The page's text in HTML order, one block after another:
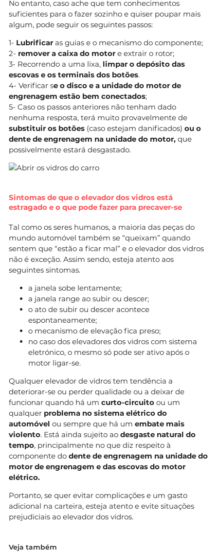
No entanto, caso ache que tem conhecimentos
suficientes para o fazer sozinho e quiser poupar mais
algum, pode seguir os seguintes passos:
1- Lubrificar as guias e o mecanismo do componente;
2- remover a caixa do motor e extrair o rotor;
3- Recorrendo a uma lixa, limpar o depósito das
escovas e os terminais dos botões.
4- Verificar se o disco e a unidade do motor de
engrenagem estão bem conectados;
5- Caso os passos anteriores não tenham dado
nenhuma resposta, terá muito provavelmente de
substituir os botões (caso estejam danificados) ou o
dente de engrenagem na unidade do motor, que
possivelmente estará desgastado.
Sintomas de que o elevador dos vidros está
estragado e o que pode fazer para precaver-se
Tal como os seres humanos, a maioria das peças do
mundo automóvel também se “queixam” quando
sentem que “estão a ficar mal” e o elevador dos vidros
não é exceção. Assim sendo, esteja atento aos
seguintes sintomas.
a janela sobe lentamente;
a janela range ao subir ou descer;
o ato de subir ou descer acontece
espontaneamente;
o mecanismo de elevação fica preso;
no caso dos elevadores dos vidros com sistema
eletrónico, o mesmo só pode ser ativo após o
motor ligar-se.
Qualquer elevador de vidros tem tendência a
deteriorar-se ou perder qualidade ou a deixar de
funcionar quando há um curto-circuito ou um
qualquer problema no sistema elétrico do
automóvel ou sempre que há um embate mais
violento. Está ainda sujeito ao desgaste natural do
tempo, principalmente no que diz respeito à
componente do dente de engrenagem na unidade do
motor de engrenagem e das escovas do motor
elétrico.
Portanto, se quer evitar complicações e um gasto
adicional na carteira, esteja atento e evite situações
prejudiciais ao elevador dos vidros.
Veja também